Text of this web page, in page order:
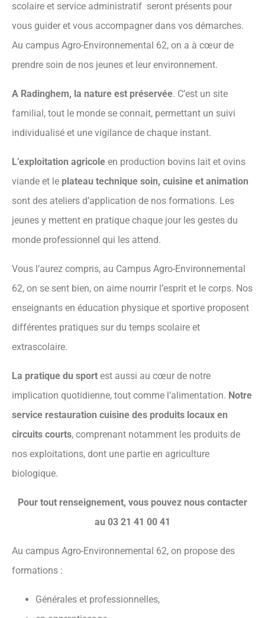
scolaire et service administratif seront présents pour
vous guider et vous accompagner dans vos démarches.
Au campus Agro-Environnemental 62, on a à cœur de
prendre soin de nos jeunes et leur environnement.
A Radinghem, la nature est préservée. C’est un site
familial, tout le monde se connait, permettant un suivi
individualisé et une vigilance de chaque instant.
L’exploitation agricole en production bovins lait et ovins
viande et le plateau technique soin, cuisine et animation
sont des ateliers d’application de nos formations. Les
jeunes y mettent en pratique chaque jour les gestes du
monde professionnel qui les attend.
Vous l’aurez compris, au Campus Agro-Environnemental
62, on se sent bien, on aime nourrir l’esprit et le corps. Nos
enseignants en éducation physique et sportive proposent
différentes pratiques sur du temps scolaire et
extrascolaire.
La pratique du sport est aussi au cœur de notre
implication quotidienne, tout comme l’alimentation. Notre
service restauration cuisine des produits locaux en
circuits courts, comprenant notamment les produits de
nos exploitations, dont une partie en agriculture
biologique.
Pour tout renseignement, vous pouvez nous contacter
au 03 21 41 00 41
Au campus Agro-Environnemental 62, on propose des
formations :
Générales et professionnelles,